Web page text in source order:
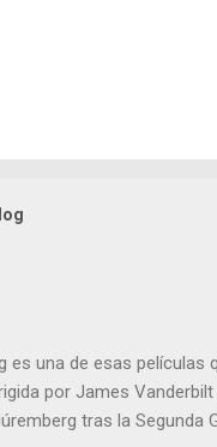
es una de esas
por James
tras la Segunda